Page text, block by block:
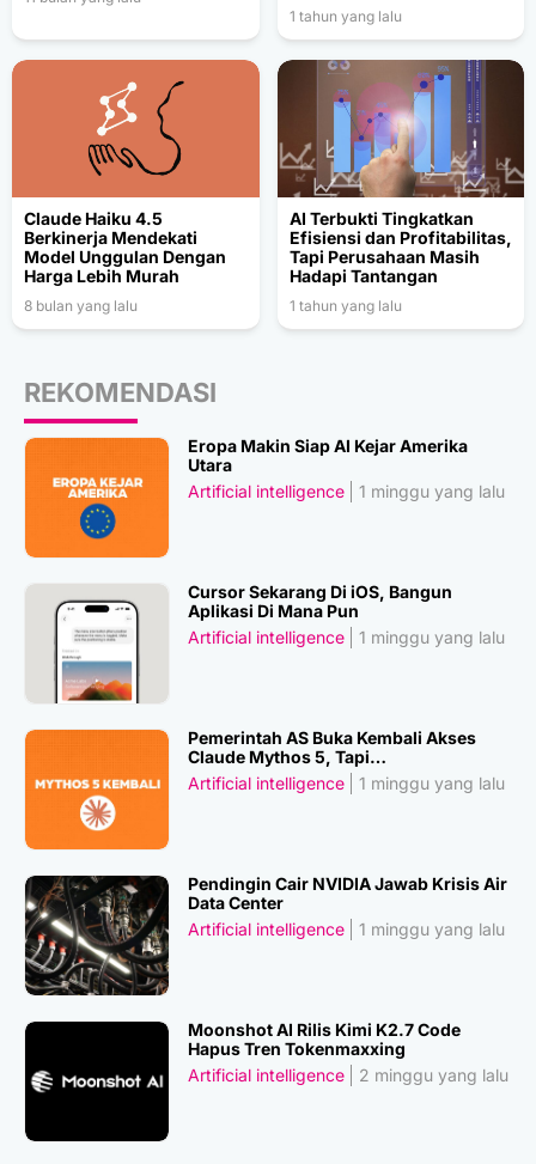
1 tahun yang lalu
Claude Haiku 4.5
Berkinerja Mendekati
Model Unggulan Dengan
Harga Lebih Murah
8 bulan yang lalu
AI Terbukti Tingkatkan
Efisiensi dan Profitabilitas,
Tapi Perusahaan Masih
Hadapi Tantangan
1 tahun yang lalu
REKOMENDASI
Eropa Makin Siap AI Kejar Amerika
Utara
Artificial intelligence
1 minggu yang lalu
Cursor Sekarang Di iOS, Bangun
Aplikasi Di Mana Pun
Artificial intelligence
1 minggu yang lalu
Pemerintah AS Buka Kembali Akses
Claude Mythos 5, Tapi…
Artificial intelligence
1 minggu yang lalu
Pendingin Cair NVIDIA Jawab Krisis Air
Data Center
Artificial intelligence
1 minggu yang lalu
Moonshot AI Rilis Kimi K2.7 Code
Hapus Tren Tokenmaxxing
Artificial intelligence
2 minggu yang lalu